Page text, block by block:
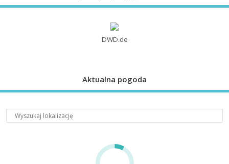
DWD.de
Aktualna pogoda